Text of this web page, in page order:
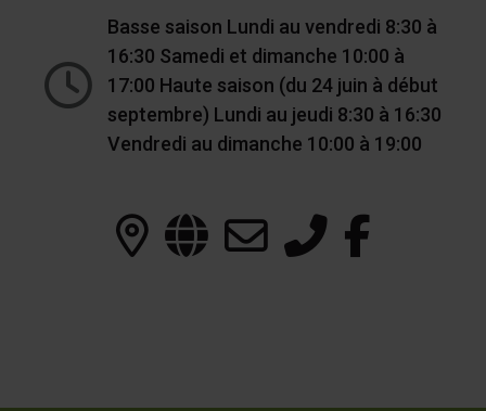
Basse saison Lundi au vendredi 8:30 à
16:30 Samedi et dimanche 10:00 à
17:00 Haute saison (du 24 juin à début
septembre) Lundi au jeudi 8:30 à 16:30
Vendredi au dimanche 10:00 à 19:00